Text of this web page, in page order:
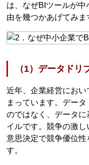
は、なぜBIツールが
由を幾つかあげてみま
（1）データドリ
近年、企業経営にお
まっています。デー
のではなく、データ
イルです。競争の激
意思決定で競争優位
す。